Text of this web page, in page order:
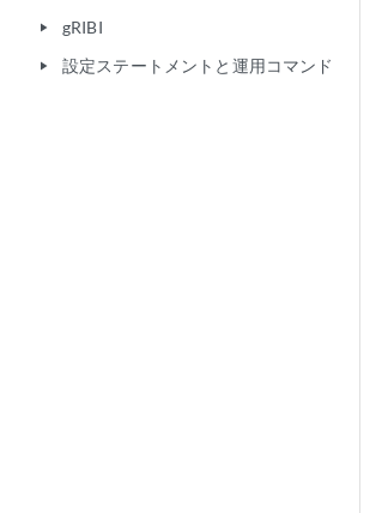
play_arrow gRIBI
play_arrow 設定ステートメントと運用コマンド